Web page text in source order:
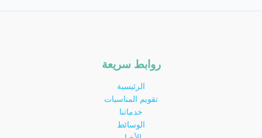
روابط سريعة
الرئيسية
تقويم المناسبات
خدماتنا
الوسائط